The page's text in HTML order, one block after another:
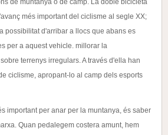
de muntanya o de camp. La doble bicicleta
més important del ciclisme al segle XX;
possibilitat d'arribar a llocs que abans es
per a aquest vehicle. millorar la
terrenys irregulars. A través d'ella han
ciclisme, apropant-lo al camp dels esports
important per anar per la muntanya, és saber
Quan pedalegem costera amunt, hem